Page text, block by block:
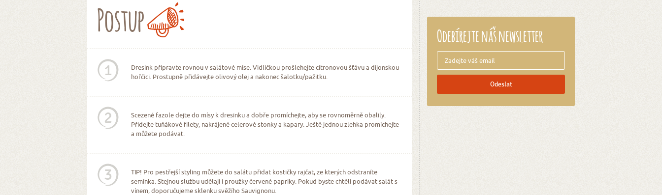
Odebírejte náš newsletter
Postup
1
Dresink připravte rovnou v salátové míse. Vidličkou prošlehejte citronovou šťávu a dijonskou
hořčici. Prostupně přidávejte olivový olej a nakonec šalotku/pažitku.
2
Scezené fazole dejte do mísy k dresinku a dobře promíchejte, aby se rovnoměrně obalily.
Přidejte tuňákové filety, nakrájené celerové stonky a kapary. Ještě jednou zlehka promíchejte
a můžete podávat.
3
TIP! Pro pestřejší styling můžete do salátu přidat kostičky rajčat, ze kterých odstraníte
semínka. Stejnou službu udělají i proužky červené papriky. Pokud byste chtěli podávat salát s
vínem, doporučujeme sklenku svěžího Sauvignonu.